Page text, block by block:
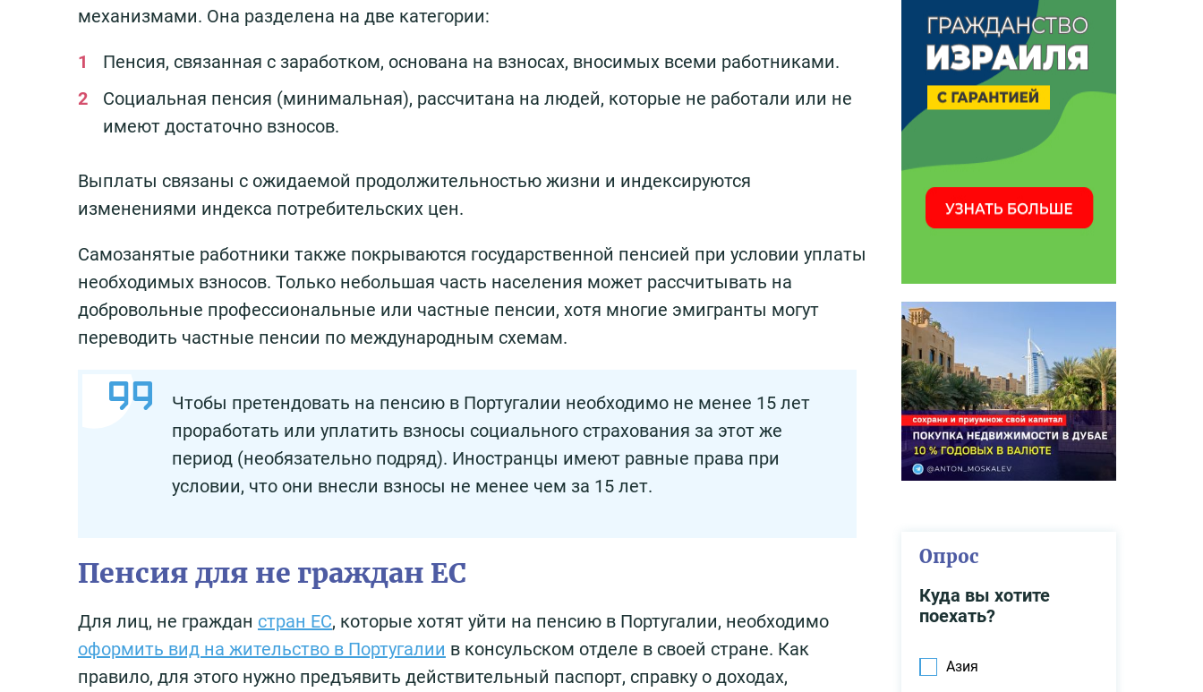
механизмами. Она разделена на две категории:
Пенсия, связанная с заработком, основана на взносах, вносимых всеми работниками.
Социальная пенсия (минимальная), рассчитана на людей, которые не работали или не
имеют достаточно взносов.
Выплаты связаны с ожидаемой продолжительностью жизни и индексируются
изменениями индекса потребительских цен.
Самозанятые работники также покрываются государственной пенсией при условии уплаты
необходимых взносов. Только небольшая часть населения может рассчитывать на
добровольные профессиональные или частные пенсии, хотя многие эмигранты могут
переводить частные пенсии по международным схемам.
Чтобы претендовать на пенсию в Португалии необходимо не менее 15 лет
проработать или уплатить взносы социального страхования за этот же
период (необязательно подряд). Иностранцы имеют равные права при
условии, что они внесли взносы не менее чем за 15 лет.
Пенсия для не граждан ЕС
Для лиц, не граждан стран ЕС, которые хотят уйти на пенсию в Португалии, необходимо
оформить вид на жительство в Португалии в консульском отделе в своей стране. Как
правило, для этого нужно предъявить действительный паспорт, справку о доходах,
Опрос
Куда вы хотите
поехать?
Азия